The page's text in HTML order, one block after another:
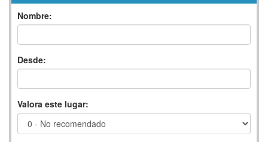
Nombre:
Desde:
Valora este lugar: